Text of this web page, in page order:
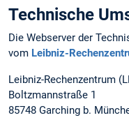
Technische
Die Webserver der
vom Leibniz-
Leibniz-Rechenzentrum
Boltzmannstraße 1
85748 Garching b.